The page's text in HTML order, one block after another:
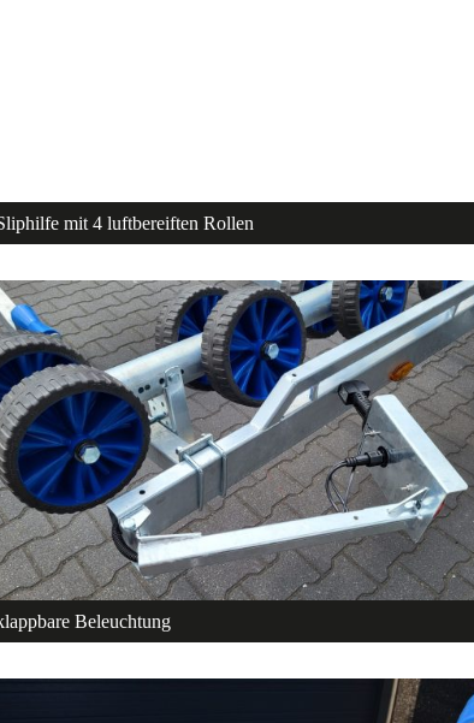
mit 4 luftbereiften Rollen
Beleuchtung